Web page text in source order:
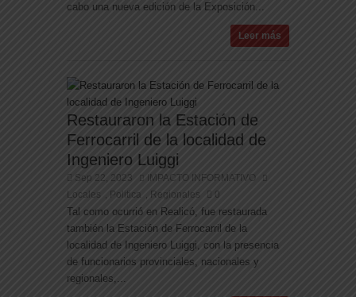
cabo una nueva edición de la Exposición...
Leer más
Restauraron la Estación de
Ferrocarril de la localidad de
Ingeniero Luiggi
Sep 22, 2023
IMPACTO INFORMATIVO
Locales
Politica Regionales 0
Tal como ocurrió en Realicó, fue restaurada
también la Estación de Ferrocarril de la
localidad de Ingeniero Luiggi, con la presencia
de funcionarios provinciales, nacionales y
regionales,...